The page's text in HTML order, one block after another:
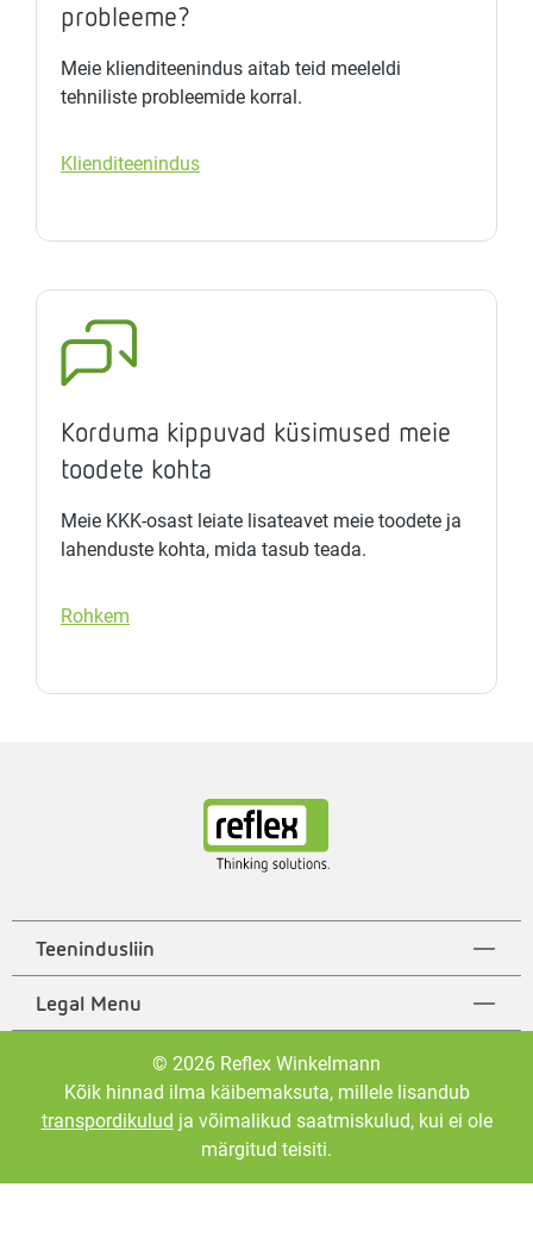
probleeme?
Meie klienditeenindus aitab teid meeleldi
tehniliste probleemide korral.
Klienditeenindus
Korduma kippuvad küsimused meie
toodete kohta
Meie KKK-osast leiate lisateavet meie toodete ja
lahenduste kohta, mida tasub teada.
Rohkem
Teenindusliin
Legal Menu
© 2026 Reflex Winkelmann
Kõik hinnad ilma käibemaksuta, millele lisandub
transpordikulud ja võimalikud saatmiskulud, kui ei ole
märgitud teisiti.